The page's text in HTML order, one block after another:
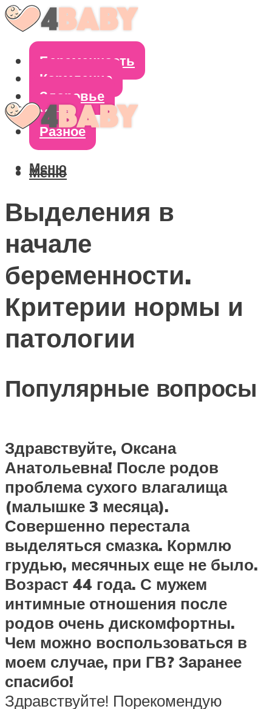
Беременность
Кормление
Здоровье
Уход
Разное
Меню
Меню
Выделения в
начале
беременности.
Критерии нормы и
патологии
Популярные вопросы
Здравствуйте, Оксана
Анатольевна! После родов
проблема сухого влагалища
(малышке 3 месяца).
Совершенно перестала
выделяться смазка. Кормлю
грудью, месячных еще не было.
Возраст 44 года. С мужем
интимные отношения после
родов очень дискомфортны.
Чем можно воспользоваться в
моем случае, при ГВ? Заранее
спасибо!
Здравствуйте! Порекомендую